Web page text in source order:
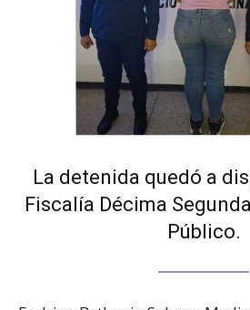
La detenida quedó a
Fiscalía Décima
Público.